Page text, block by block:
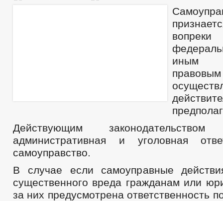
вопреки
иным
Действующим законодательством
административная и уголовная
самоуправство.
В случае если самоуправные
существенного вреда гражданам или
за них предусмотрена ответственность